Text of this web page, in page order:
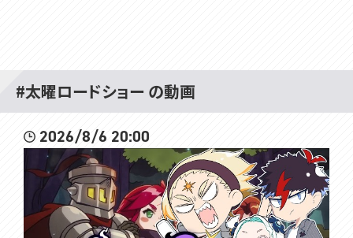
#太曜ロードショー の動画
2026/8/6 20:00